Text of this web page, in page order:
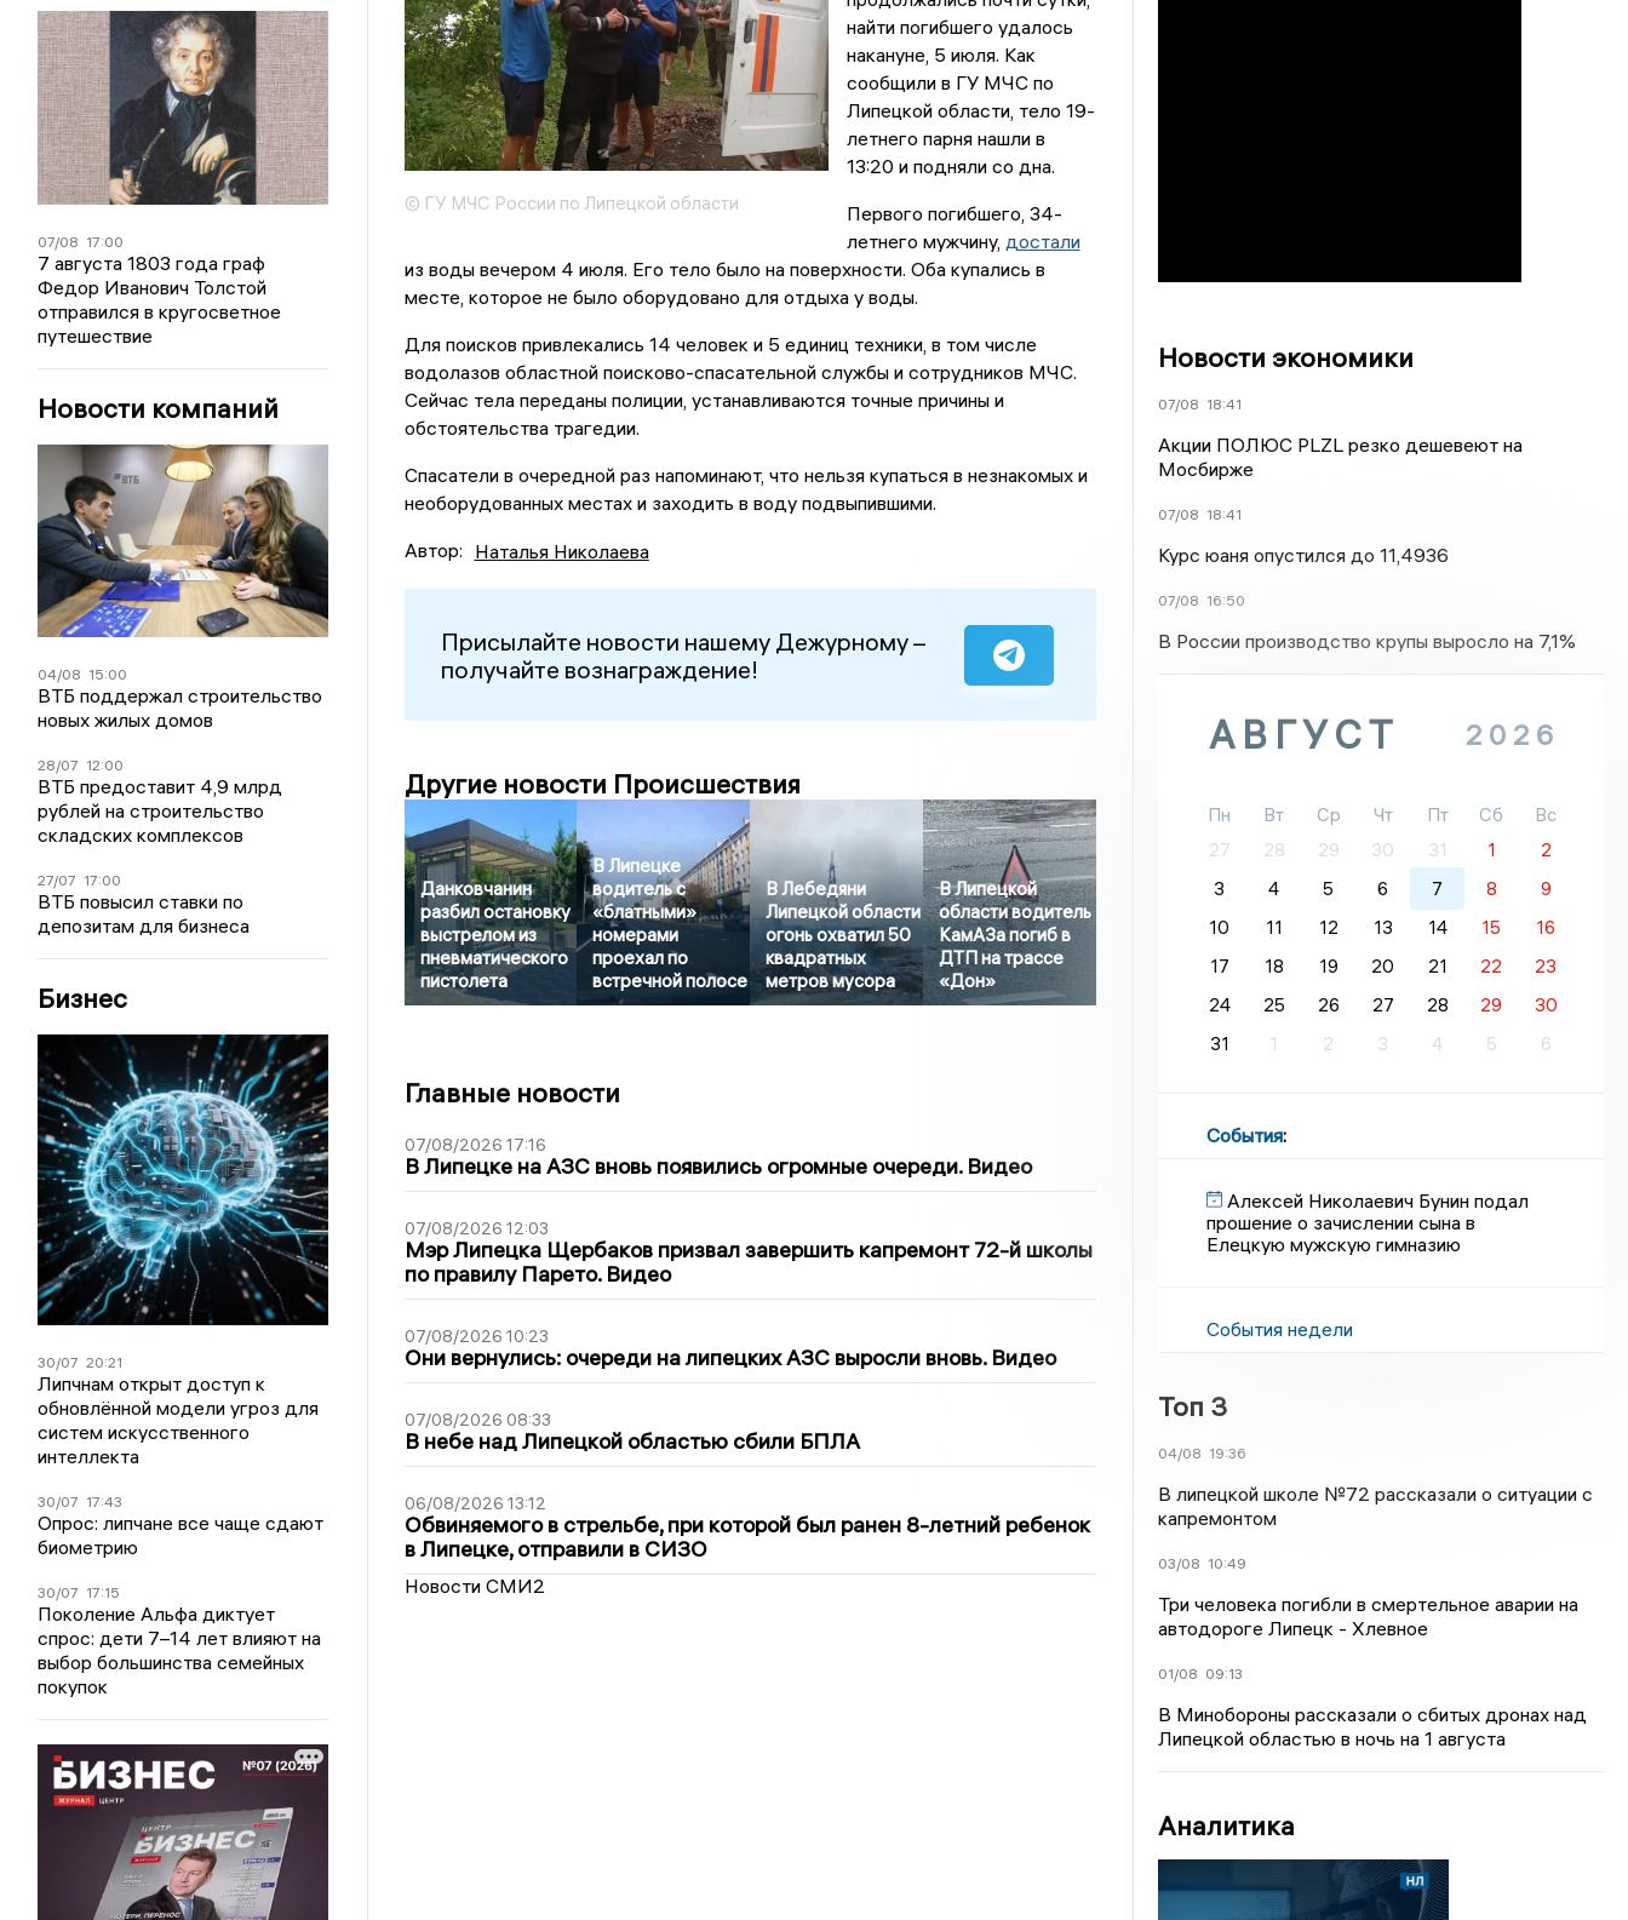
07/08 17:00
7 августа 1803 года граф
Федор Иванович Толстой
отправился в кругосветное
путешествие
Новости компаний
04/08 15:00
ВТБ поддержал строительство
новых жилых домов
28/07 12:00
ВТБ предоставит 4,9 млрд
рублей на строительство
складских комплексов
27/07 17:00
ВТБ повысил ставки по
депозитам для бизнеса
Бизнес
30/07 20:21
Липчнам открыт доступ к
обновлённой модели угроз для
систем искусственного
интеллекта
30/07 17:43
Опрос: липчане все чаще сдают
биометрию
30/07 17:15
Поколение Альфа диктует
спрос: дети 7–14 лет влияют на
выбор большинства семейных
покупок
© ГУ МЧС России по Липецкой области
найти погибшего удалось
накануне, 5 июля. Как
сообщили в ГУ МЧС по
Липецкой области, тело 19-
летнего парня нашли в
13:20 и подняли со дна.
Первого погибшего, 34-
летнего мужчину, достали
из воды вечером 4 июля. Его тело было на поверхности. Оба купались в
месте, которое не было оборудовано для отдыха у воды.
Для поисков привлекались 14 человек и 5 единиц техники, в том числе
водолазов областной поисково-спасательной службы и сотрудников МЧС.
Сейчас тела переданы полиции, устанавливаются точные причины и
обстоятельства трагедии.
Спасатели в очередной раз напоминают, что нельзя купаться в незнакомых и
необорудованных местах и заходить в воду подвыпившими.
Автор: Наталья Николаева
Присылайте новости нашему Дежурному –
получайте вознаграждение!
Другие новости Происшествия
Данковчанин
разбил остановку
выстрелом из
пневматического
пистолета
В Липецке
водитель с
«блатными»
номерами
проехал по
встречной полосе
В Лебедяни
Липецкой области
огонь охватил 50
квадратных
метров мусора
В Липецкой
области водитель
КамАЗа погиб в
ДТП на трассе
«Дон»
Главные новости
07/08/2026 17:16
В Липецке на АЗС вновь появились огромные очереди. Видео
07/08/2026 12:03
Мэр Липецка Щербаков призвал завершить капремонт 72-й школы
по правилу Парето. Видео
07/08/2026 10:23
Они вернулись: очереди на липецких АЗС выросли вновь. Видео
07/08/2026 08:33
В небе над Липецкой областью сбили БПЛА
06/08/2026 13:12
Обвиняемого в стрельбе, при которой был ранен 8-летний ребенок
в Липецке, отправили в СИЗО
Новости СМИ2
Новости экономики
07/08 18:41
Акции ПОЛЮС PLZL резко дешевеют на
Мосбирже
07/08 18:41
Курс юаня опустился до 11,4936
07/08 16:50
В России производство крупы выросло на 7,1%
АВГУСТ 2026
Пн Вт Ср Чт Пт Сб
Вс
27
28 29 30 31 1
2
3
4 5 6 7 8
9
10
11 12 13 14 15
16
17
18 19 20 21 22
23
24
25 26 27 28 29
30
31
1 2 3 4 5 6
События:
Алексей Николаевич Бунин подал
прошение о зачислении сына в
Елецкую мужскую гимназию
События недели
Топ 3
04/08 19:36
В липецкой школе №72 рассказали о ситуации с
капремонтом
03/08 10:49
Три человека погибли в смертельное аварии на
автодороге Липецк - Хлевное
01/08 09:13
В Минобороны рассказали о сбитых дронах над
Липецкой областью в ночь на 1 августа
Аналитика